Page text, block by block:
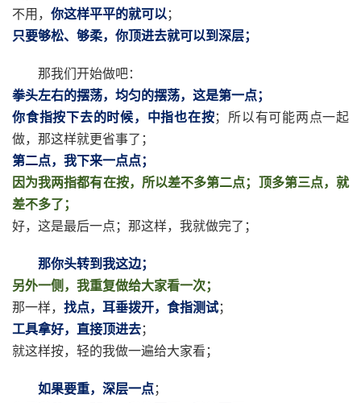
不用， 你这样平平的就可以；
只要够松、够柔，你顶进去就可以到深层；
那我们开始做吧：
拳头左右的摆荡，均匀的摆荡，这是第一点；
你食指按下去的时候，中指也在按；所以有可能两点一起
做，那这样就更省事了；
第二点，我下来一点点；
因为我两指都有在按，所以差不多第二点；顶多第三点，就
差不多了；
好，这是最后一点；那这样，我就做完了；
那你头转到我这边；
另外一侧，我重复做给大家看一次；
那一样， 找点，耳垂拨开，食指测试；
工具拿好，直接顶进去；
就这样按，轻的我做一遍给大家看；
如果要重，深层一点；